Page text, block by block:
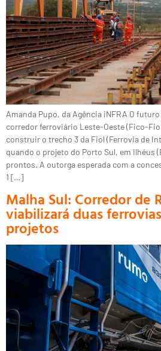
Amanda Pupo, da Agência iNFRA O
corredor ferroviário Leste-Oeste (Fico-
construir o trecho 3 da Fiol (Ferrovia de
quando o projeto do Porto Sul, em Ilhéus
prontos. A outorga esperada com a
1 […]
Malha Sul: Corredor de
viabilizará duas
projetos